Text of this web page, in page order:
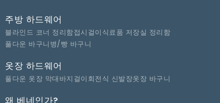
주방 하드웨어
블라인드 코너 정리함접시걸이 식료품 저장실 정리함
풀다운 바구니 병/빵 바구니
옷장 하드웨어
풀다운 옷장 막대 바지걸이 회전식 신발장옷장 바구니
왜 베네인가?